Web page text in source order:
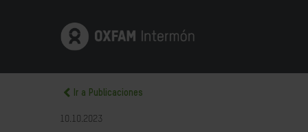
Ir a Publicaciones
10.10.2023